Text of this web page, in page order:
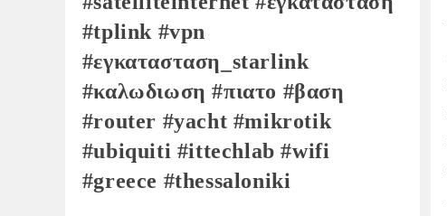
#tplink #vpn
#εγκατασταση_starlink
#καλωδιωση #πιατο #βαση
#router #yacht #mikrotik
#ubiquiti #ittechlab #wifi
#greece #thessaloniki